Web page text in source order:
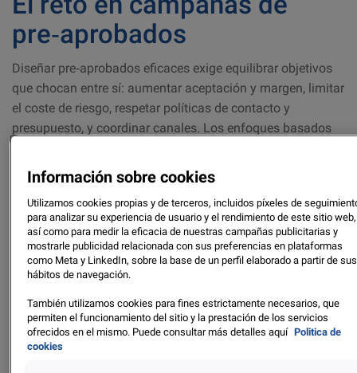
pre‑aprobados
Diseñar pre‑aprobados eficaces exige equilibrar objetivos
que chocan entre sí: aumentar aceptación y margen, limitar
el coste de riesgo, respetar políticas de contacto y
presupuesto, y coordinar canales. Los enfoques basados
mesa y reaccionan lentamente a cambios del mercado.
Qué aporta Experian
Optimize a los
pre‑aprobados
Optimización 1:1:estima el efecto de oferta SÍ/NO,
límite y precio/incentivo por cliente, para elegir la
mejor combinación alineada con tu función objetivo.
Información sobre cookies
Utilizamos cookies propias y de terceros, incluidos píxeles de
para analizar su experiencia de usuario y el rendimiento de este sitio web,
así como para medir la eficacia de nuestras campañas publicitarias y
mostrarle publicidad relacionada con sus preferencias en plataformas
como Meta y LinkedIn, sobre la base de un perfil elaborado a partir de sus
hábitos de navegación.
También utilizamos cookies para fines estrictamente necesarios, que
permiten el funcionamiento del sitio y la prestación de los servicios
ofrecidos en el mismo. Puede consultar más detalles aquí Politica de
cookies